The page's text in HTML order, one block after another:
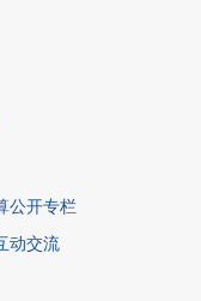
公开专栏
动交流